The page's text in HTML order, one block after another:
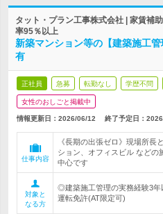
タット・プラン工事株式会社 | 家賃補
率95％以上
新築マンション等の【建築施工
有
正社員 急募 転勤なし 学歴不問
女性のおしごと掲載中
情報更新日：2026/06/12 終了予定日：
仕事内容
《長期の出張ゼロ》現場所長
ション、オフィスビル など
中心です
対象と
なる方
◎建築施工管理の実務経験3
運転免許(AT限定可)